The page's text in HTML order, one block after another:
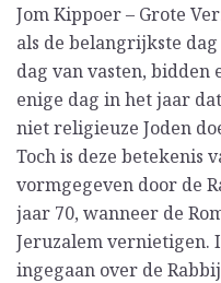
Jom Kippoer – Grote
als de belangrijkste dag
dag van vasten, bidden
enige dag in het jaar
niet religieuze Joden
Toch is deze betekenis
vormgegeven door de
jaar 70, wanneer de
Jeruzalem vernietigen.
ingegaan over de